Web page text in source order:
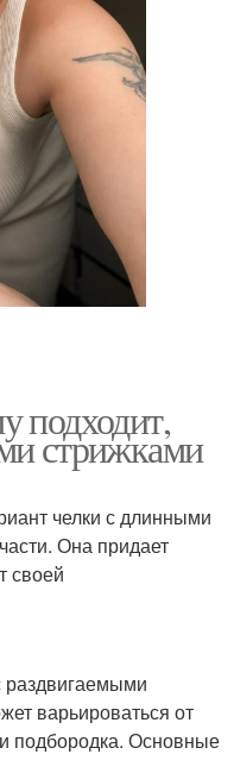
подходит,
стрижками
челки с длинными
Она придает
своей
раздвигаемыми
варьироваться от
подбородка. Основные